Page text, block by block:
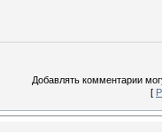
Добавлять комментарии
[